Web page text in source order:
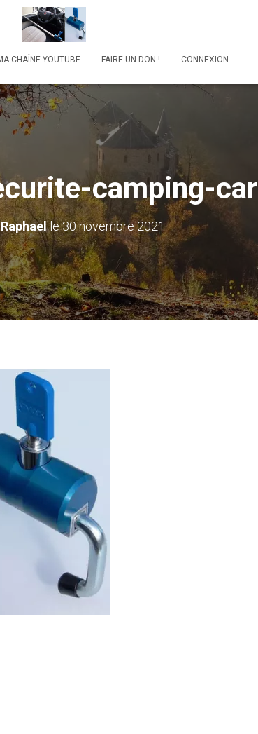
CHAÎNE YOUTUBE FAIRE UN DON ! CONNEXION
camping-car
Raphaelle30 novembre 2021